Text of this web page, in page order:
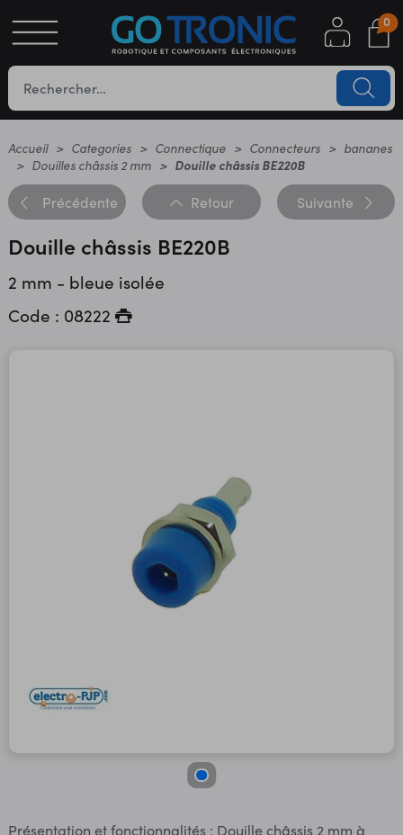
0
Accueil Categories Connectique Connecteurs
bananes
Douilles châssis 2 mm
Douille châssis BE220B
Précédente Retour Suivante
Douille châssis BE220B
2 mm - bleue isolée
Code : 08222
Présentation et fonctionnalités : Douille châssis 2 mm à